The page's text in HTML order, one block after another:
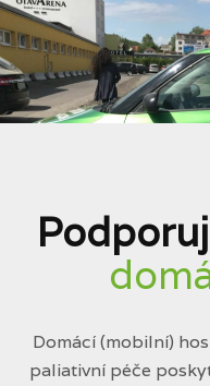
Domácí (mobilní)
paliativní péče